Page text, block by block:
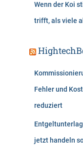
Wenn der Koi
trifft, als viele
Fehler und
reduziert
jetzt handeln